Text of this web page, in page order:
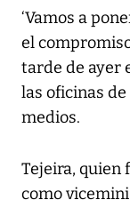
‘Vamos a
el
tarde de ayer
las oficinas
medios.
Tejeira, quien
como